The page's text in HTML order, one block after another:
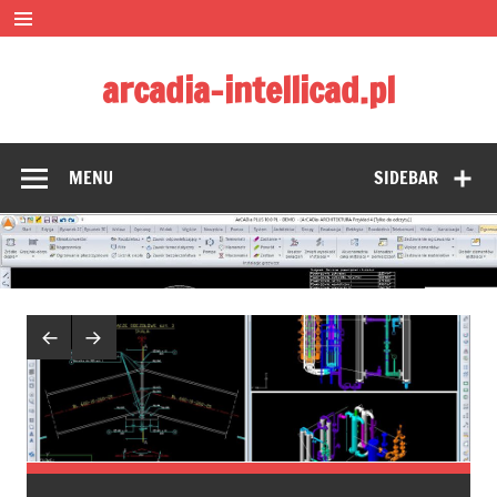
Skip
to
content
arcadia-intellicad.pl
SIDEBAR
MENU